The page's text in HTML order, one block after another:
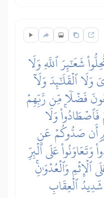
شَعَٰٓئِرَ ٱللَّهِ وَلَا
وَلَا ٱلۡقَلَٰٓئِدَ وَلَآ
فَضۡلٗا مِّن رَّبِّهِمۡ
وَلَا
أَن صَدُّوكُمۡ عَنِ
عَلَى ٱلۡبِرِّ
ٱلۡإِثۡمِ وَٱلۡعُدۡوَٰنِۚ
شَدِيدُ ٱلۡعِقَابِ